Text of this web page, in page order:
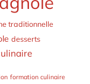
traditionnelle
desserts
formation culinaire